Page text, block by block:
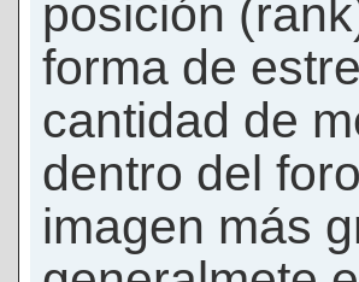
posición
forma de
cantidad de
dentro del
imagen más